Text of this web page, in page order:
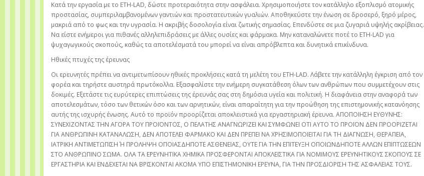
Κατά την εργασία με το ETH-LAD, δώστε προτεραιότητα στην ασφάλεια. Χρησιμοποιήστε τον κατάλληλο εξοπλισμό ατομικής
προστασίας, συμπεριλαμβανομένων γαντιών και προστατευτικών γυαλιών. Αποθηκεύστε την ένωση σε δροσερό, ξηρό μέρος,
μακριά από το φως και την υγρασία. Η ακριβής δοσολογία είναι ζωτικής σημασίας. Επενδύστε σε μια ζυγαριά υψηλής ακρίβειας.
Να είστε ενήμεροι για πιθανές αλληλεπιδράσεις με άλλες ουσίες και φάρμακα. Μην καταναλώνετε ποτέ το ETH-LAD για
ψυχαγωγικούς σκοπούς, καθώς τα αποτελέσματά του μπορεί να είναι απρόβλεπτα και δυνητικά επικίνδυνα.
Ηθικές πτυχές της έρευνας
Οι ερευνητές πρέπει να αντιμετωπίσουν ηθικές προκλήσεις κατά τη μελέτη του ETH-LAD. Λάβετε την κατάλληλη έγκριση από τον
φορέα και τηρήστε αυστηρά πρωτόκολλα. Εξασφαλίστε την ενήμερη συγκατάθεση όλων των ανθρώπων που συμμετέχουν στις
δοκιμές. Εξετάστε τις ευρύτερες επιπτώσεις της έρευνάς σας στη δημόσια υγεία και πολιτική. Η διαφάνεια στην αναφορά των
αποτελεσμάτων, τόσο των θετικών όσο και των αρνητικών, είναι απαραίτητη για την προώθηση της επιστημονικής κατανόησης
αυτής της ισχυρής ένωσης. Αυτό το προϊόν προορίζεται αποκλειστικά για εργαστηριακή έρευνα. ΑΠΟΠΟΙΗΣΗ ΕΥΘΥΝΗΣ:
ΣΥΝΕΧΙΖΟΝΤΑΣ ΤΗΝ ΑΓΟΡΑ ΤΟΥ ΠΡΟΪΟΝΤΟΣ, Ο ΠΕΛΑΤΗΣ ΑΝΑΓΝΩΡΙΖΕΙ ΚΑΙ ΣΥΜΦΩΝΕΙ ΟΤΙ ΑΥΤΟ ΤΟ ΠΡΟΪΟΝ ΔΕΝ ΠΡΟΟΡΙΖΕΤΑΙ
ΓΙΑ ΑΝΘΡΩΠΙΝΗ ΚΑΤΑΝΑΛΩΣΗ, ΔΕΝ ΑΠΟΤΕΛΕΙ ΦΑΡΜΑΚΟ ΚΑΙ ΔΕΝ ΠΡΕΠΕΙ ΝΑ ΧΡΗΣΙΜΟΠΟΙΕΙΤΑΙ ΓΙΑ ΤΗ ΔΙΑΓΝΩΣΗ, ΘΕΡΑΠΕΙΑ,
ΙΑΤΡΙΚΗ ΑΝΤΙΜΕΤΩΠΙΣΗ Ή ΠΡΟΛΗΨΗ ΟΠΟΙΑΣΔΗΠΟΤΕ ΑΣΘΕΝΕΙΑΣ, ΟΥΤΕ ΓΙΑ ΤΗΝ ΕΠΙΤΕΥΞΗ ΟΠΟΙΩΝΔΗΠΟΤΕ ΑΛΛΩΝ ΕΠΙΠΤΩΣΕΩΝ
ΣΤΟ ΑΝΘΡΩΠΙΝΟ ΣΩΜΑ. ΟΛΑ ΤΑ ΕΡΕΥΝΗΤΙΚΑ ΧΗΜΙΚΑ ΠΡΟΣΦΕΡΟΝΤΑΙ ΑΠΟΚΛΕΙΣΤΙΚΑ ΓΙΑ ΝΟΜΙΜΟΥΣ ΕΡΕΥΝΗΤΙΚΟΥΣ ΣΚΟΠΟΥΣ ΣΕ
ΕΡΓΑΣΤΗΡΙΑ ΚΑΙ ΕΝΔΕΧΕΤΑΙ ΝΑ ΒΡΙΣΚΟΝΤΑΙ ΑΚΟΜΑ ΥΠΟ ΕΠΙΣΤΗΜΟΝΙΚΗ ΕΡΕΥΝΑ, ΓΙΑ ΤΗΝ ΠΡΟΣΔΙΟΡΙΣΗ ΤΗΣ ΑΣΦΑΛΕΙΑΣ ΤΟΥΣ.